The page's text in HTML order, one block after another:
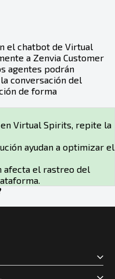
el chatbot de Virtual
a Zenvia Customer
agentes podrán
conversación del
de forma
Virtual Spirits, repite la
ayudan a optimizar el
afecta el rastreo del